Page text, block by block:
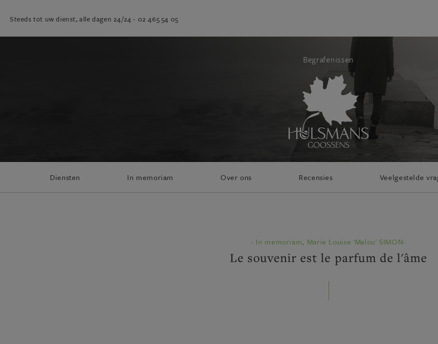
Steeds tot uw dienst, alle dagen 24/24 - 02 465 54 05
Begrafenissen
Diensten In memoriam Over ons Recensies Veelgestelde
- In memoriam, Marie Louise 'Malou' SIMON-
Le souvenir est le parfum de l'âme